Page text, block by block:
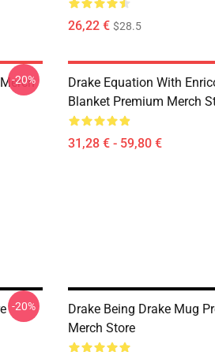
26,22 € $28.5
-20%
Drake Equation With
Blanket Premium Merch
31,28 € - 59,80 €
-20%
Drake Being Drake Mug
Merch Store